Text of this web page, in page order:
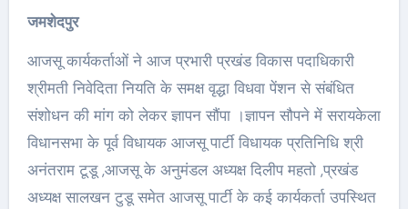
जमशेदपुर
आजसू कार्यकर्ताओं ने आज प्रभारी प्रखंड विकास पदाधिकारी
श्रीमती निवेदिता नियति के समक्ष वृद्धा विधवा पेंशन से संबंधित
संशोधन की मांग को लेकर ज्ञापन सौंपा ।ज्ञापन सौपने में सरायकेला
विधानसभा के पूर्व विधायक आजसू पार्टी विधायक प्रतिनिधि श्री
अनंतराम टूडू ,आजसू के अनुमंडल अध्यक्ष दिलीप महतो ,प्रखंड
अध्यक्ष सालखन टुडू समेत आजसू पार्टी के कई कार्यकर्ता उपस्थित